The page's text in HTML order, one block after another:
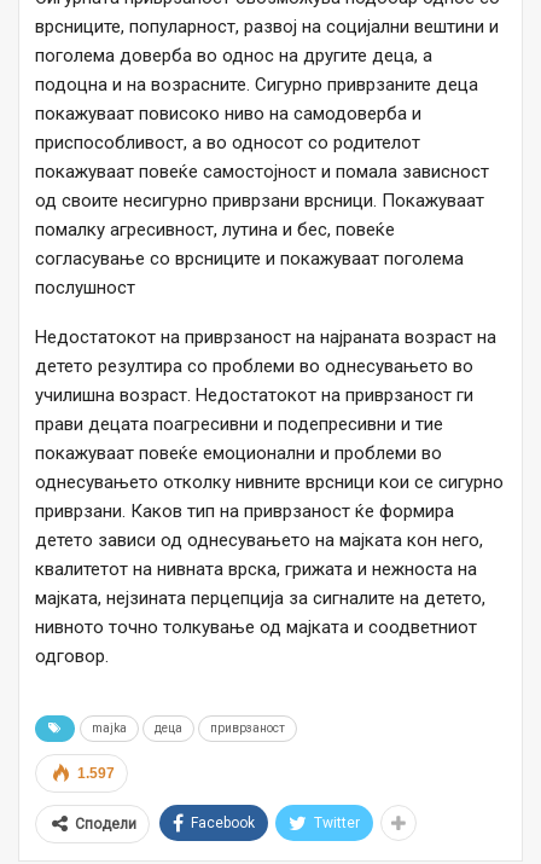
врсниците, популарност, развој на социјални вештини и
поголема доверба во однос на другите деца, а
подоцна и на возрасните. Сигурно приврзаните деца
покажуваат повисоко ниво на самодоверба и
приспособливост, а во односот со родителот
покажуваат повеќе самостојност и помала зависност
од своите несигурно приврзани врсници. Покажуваат
помалку агресивност, лутина и бес, повеќе
согласување со врсниците и покажуваат поголема
послушност
Недостатокот на приврзаност на најраната возраст на
детето резултира со проблеми во однесувањето во
училишна возраст. Недостатокот на приврзаност ги
прави децата поагресивни и подепресивни и тие
покажуваат повеќе емоционални и проблеми во
однесувањето отколку нивните врсници кои се сигурно
приврзани. Каков тип на приврзаност ќе формира
детето зависи од однесувањето на мајката кон него,
квалитетот на нивната врска, грижата и нежноста на
мајката, нејзината перцепција за сигналите на детето,
нивното точно толкување од мајката и соодветниот
одговор.
majka деца приврзаност
1.597
Сподели Facebook Twitter